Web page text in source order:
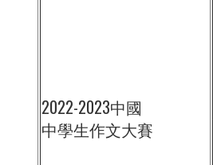
2022-2023中國
中學生作文大賽